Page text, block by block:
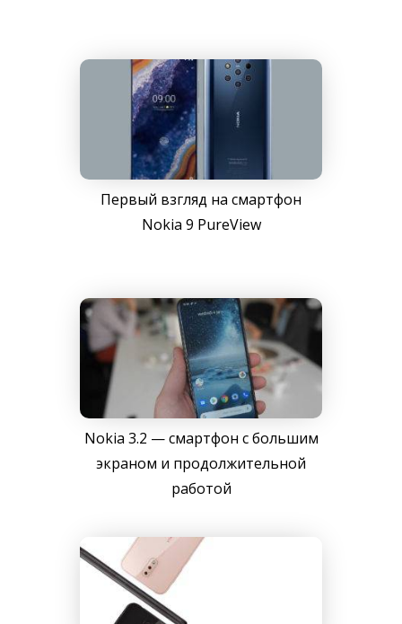
Первый взгляд на смартфон
Nokia 9 PureView
Nokia 3.2 — смартфон с большим
экраном и продолжительной
работой